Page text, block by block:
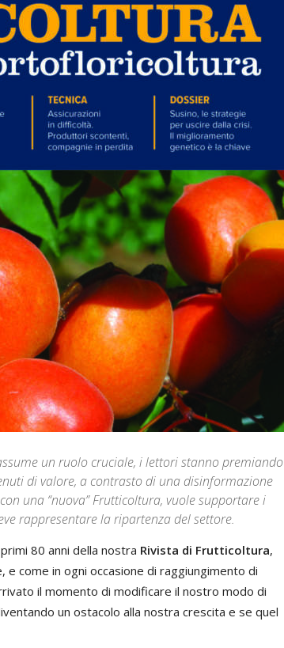
un ruolo cruciale, i lettori stanno premiando
di valore, a contrasto di una disinformazione
una “nuova” Frutticoltura, vuole supportare i
rappresentare la ripartenza del settore.
80 anni della nostra Rivista di Frutticoltura,
come in ogni occasione di raggiungimento di
il momento di modificare il nostro modo di
un ostacolo alla nostra crescita e se quel